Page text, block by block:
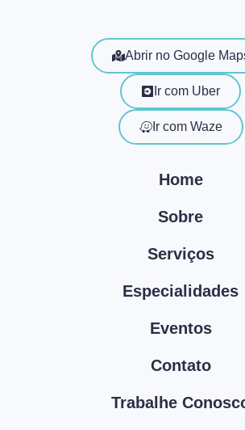
Abrir no Google
Ir com Uber
Ir com Waze
Home
Sobre
Serviços
Especialidades
Eventos
Contato
Trabalhe